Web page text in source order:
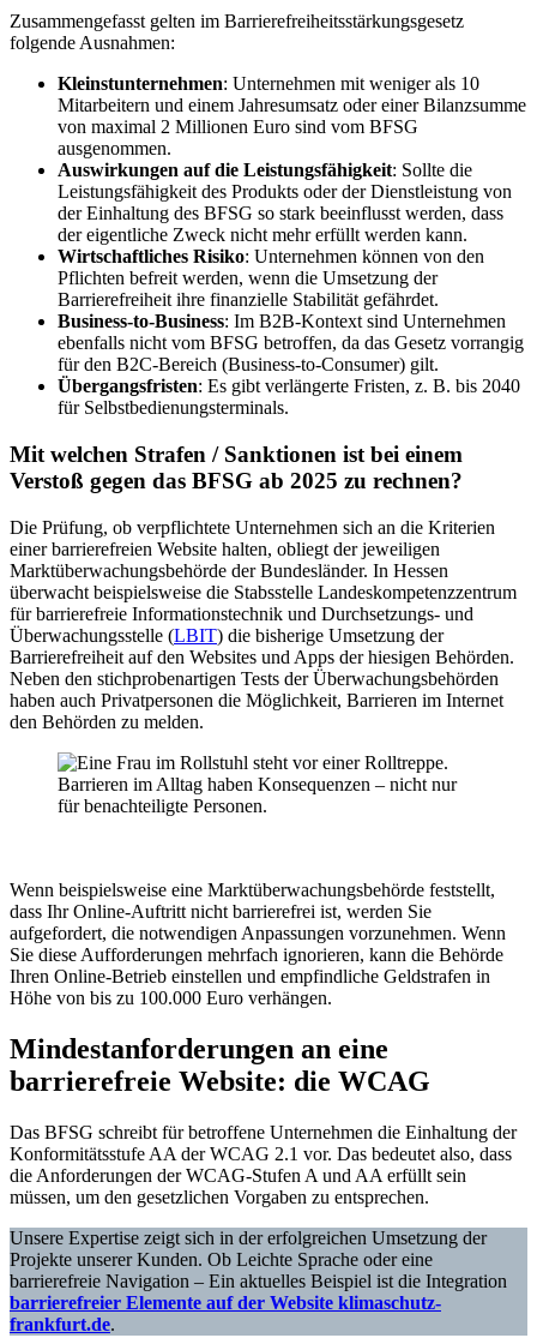
Zusammengefasst gelten im Barrierefreiheitsstärkungsgesetz
folgende Ausnahmen:
Kleinstunternehmen: Unternehmen mit weniger als 10
Mitarbeitern und einem Jahresumsatz oder einer Bilanzsumme
von maximal 2 Millionen Euro sind vom BFSG
ausgenommen.
Auswirkungen auf die Leistungsfähigkeit: Sollte die
Leistungsfähigkeit des Produkts oder der Dienstleistung von
der Einhaltung des BFSG so stark beeinflusst werden, dass
der eigentliche Zweck nicht mehr erfüllt werden kann.
Wirtschaftliches Risiko: Unternehmen können von den
Pflichten befreit werden, wenn die Umsetzung der
Barrierefreiheit ihre finanzielle Stabilität gefährdet.
Business-to-Business: Im B2B-Kontext sind Unternehmen
ebenfalls nicht vom BFSG betroffen, da das Gesetz vorrangig
für den B2C-Bereich (Business-to-Consumer) gilt.
Übergangsfristen: Es gibt verlängerte Fristen, z. B. bis 2040
für Selbstbedienungsterminals.
Mit welchen Strafen / Sanktionen ist bei einem
Verstoß gegen das BFSG ab 2025 zu rechnen?
Die Prüfung, ob verpflichtete Unternehmen sich an die Kriterien
einer barrierefreien Website halten, obliegt der jeweiligen
Marktüberwachungsbehörde der Bundesländer. In Hessen
überwacht beispielsweise die Stabsstelle Landeskompetenzzentrum
für barrierefreie Informationstechnik und Durchsetzungs- und
Überwachungsstelle (LBIT) die bisherige Umsetzung der
Barrierefreiheit auf den Websites und Apps der hiesigen Behörden.
Neben den stichprobenartigen Tests der Überwachungsbehörden
haben auch Privatpersonen die Möglichkeit, Barrieren im Internet
den Behörden zu melden.
Barrieren im Alltag haben Konsequenzen – nicht nur
für benachteiligte Personen.
Wenn beispielsweise eine Marktüberwachungsbehörde feststellt,
dass Ihr Online-Auftritt nicht barrierefrei ist, werden Sie
aufgefordert, die notwendigen Anpassungen vorzunehmen. Wenn
Sie diese Aufforderungen mehrfach ignorieren, kann die Behörde
Ihren Online-Betrieb einstellen und empfindliche Geldstrafen in
Höhe von bis zu 100.000 Euro verhängen.
Mindestanforderungen an eine
barrierefreie Website: die WCAG
Das BFSG schreibt für betroffene Unternehmen die Einhaltung der
Konformitätsstufe AA der WCAG 2.1 vor. Das bedeutet also, dass
die Anforderungen der WCAG-Stufen A und AA erfüllt sein
müssen, um den gesetzlichen Vorgaben zu entsprechen.
Unsere Expertise zeigt sich in der erfolgreichen Umsetzung der
Projekte unserer Kunden. Ob Leichte Sprache oder eine
barrierefreie Navigation – Ein aktuelles Beispiel ist die Integration
barrierefreier Elemente auf der Website klimaschutz-
frankfurt.de.